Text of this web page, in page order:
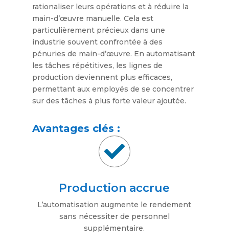
rationaliser leurs opérations et à réduire la
main-d’œuvre manuelle. Cela est
particulièrement précieux dans une
industrie souvent confrontée à des
pénuries de main-d’œuvre. En automatisant
les tâches répétitives, les lignes de
production deviennent plus efficaces,
permettant aux employés de se concentrer
sur des tâches à plus forte valeur ajoutée.
Avantages clés :

Production accrue
L’automatisation augmente le rendement
sans nécessiter de personnel
supplémentaire.